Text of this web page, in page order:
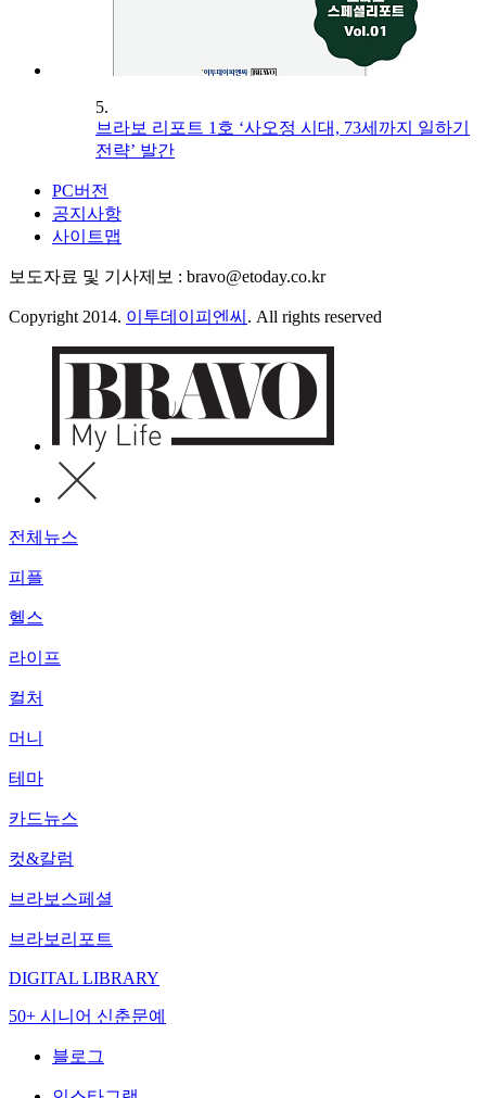
5.
브라보 리포트 1호 ‘사오정 시대, 73세까지 일하기
전략’ 발간
PC버전
공지사항
사이트맵
보도자료 및 기사제보 : bravo@etoday.co.kr
Copyright 2014. 이투데이피엔씨 . All rights reserved
전체뉴스
피플
헬스
라이프
컬처
머니
테마
카드뉴스
컷&칼럼
브라보스페셜
브라보리포트
DIGITAL LIBRARY
50+ 시니어 신춘문예
블로그